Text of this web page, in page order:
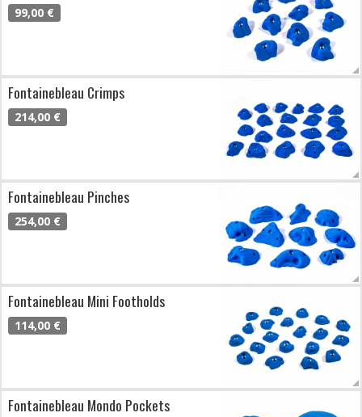
99,00 €
Fontainebleau Crimps
214,00 €
Fontainebleau Pinches
254,00 €
Fontainebleau Mini Footholds
114,00 €
Fontainebleau Mondo Pockets